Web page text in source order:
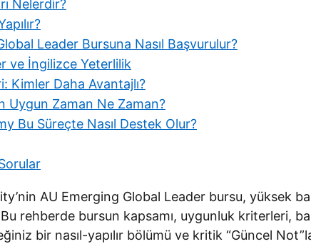
Nelerdir?
Leader Bursuna Nasıl Başvurulur?
ve İngilizce Yeterlilik
Kimler Daha Avantajlı?
Uygun Zaman Ne Zaman?
Bu Süreçte Nasıl Destek Olur?
AU Emerging Global Leader bursu, yüksek
rehberde bursun kapsamı, uygunluk kriterleri,
bir nasıl-yapılır bölümü ve kritik “Güncel